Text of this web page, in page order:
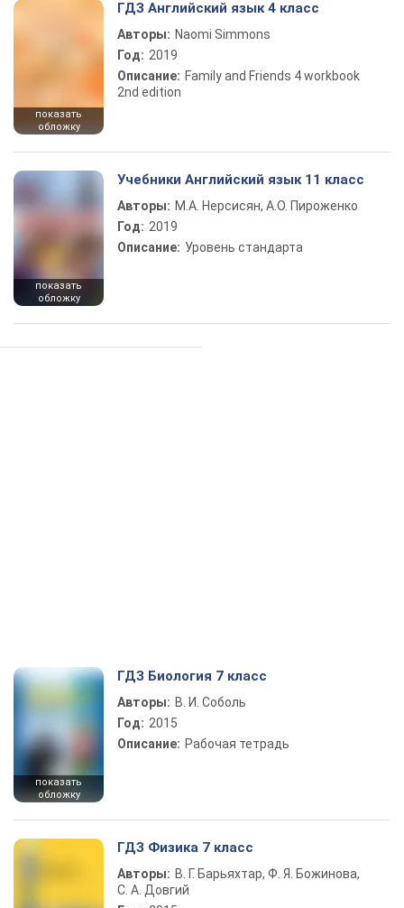
показать
обложку
ГДЗ Английский язык 4 класс
Авторы: Naomi Simmons
Год: 2019
Описание: Family and Friends 4 workbook
2nd edition
показать
обложку
Учебники Английский язык 11 класс
Авторы: М.А. Нерсисян, А.О. Пироженко
Год: 2019
Описание: Уровень стандарта
показать
обложку
ГДЗ Биология 7 класс
Авторы: В. И. Соболь
Год: 2015
Описание: Рабочая тетрадь
ГДЗ Физика 7 класс
Авторы: В. Г. Барьяхтар, Ф. Я. Божинова,
С. А. Довгий